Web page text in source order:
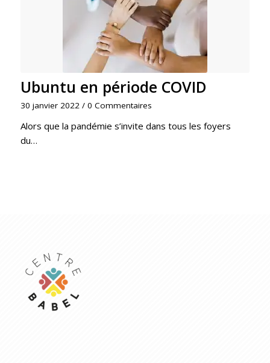
Ubuntu en période COVID
30 janvier 2022 / 0 Commentaires
Alors que la pandémie s’invite dans tous les foyers
du…